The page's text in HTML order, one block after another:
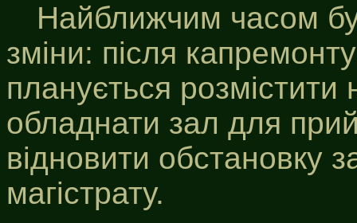
Найближчим часом
зміни: після
планується розмістити
обладнати зал для
відновити обстановку
магістрату.